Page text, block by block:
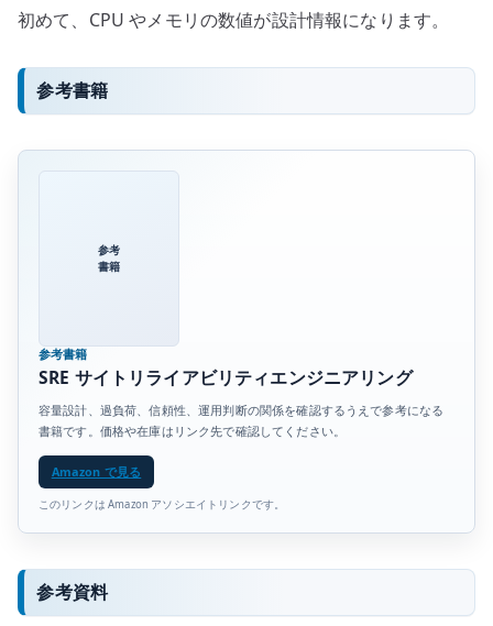
初めて、CPU やメモリの数値が設計情報になります。
参考書籍
参考
書籍
参考書籍
SRE サイトリライアビリティエンジニアリング
容量設計、過負荷、信頼性、運用判断の関係を確認するうえで参考になる
書籍です。価格や在庫はリンク先で確認してください。
Amazon で見る
このリンクは Amazon アソシエイトリンクです。
参考資料